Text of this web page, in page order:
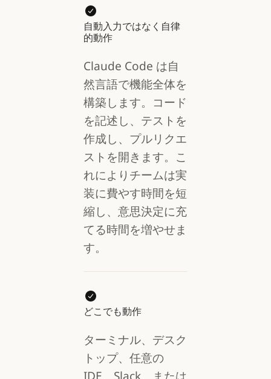
自動入力ではなく自律
的動作
Claude Code は自
然言語で機能全体を
構築します。コード
を記述し、テストを
作成し、プルリクエ
ストを開きます。こ
れによりチームは実
装に費やす時間を短
縮し、意思決定に充
てる時間を増やせま
す。
どこでも動作
ターミナル、デスク
トップ、任意の